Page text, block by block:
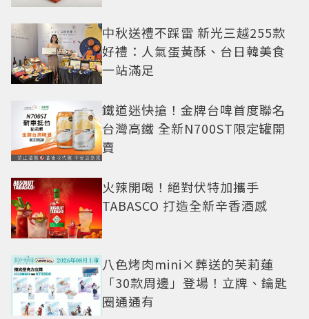
中秋送禮不踩雷 新光三越255款
好禮：人氣蛋黃酥、台日韓美食
一站滿足
鐵道迷快搶！金牌台啤首度聯名
台灣高鐵 全新N700ST限定罐開
賣
火辣開喝！絕對伏特加攜手
TABASCO 打造全新辛香酒感
八色烤肉mini×葬送的芙莉蓮
「30款周邊」登場！立牌、鑰匙
圈通通有